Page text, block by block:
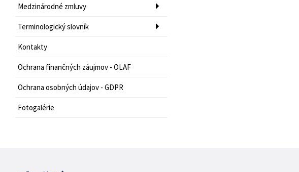
Medzinárodné zmluvy
Terminologický slovník
Kontakty
Ochrana finančných záujmov - OLAF
Ochrana osobných údajov - GDPR
Fotogalérie